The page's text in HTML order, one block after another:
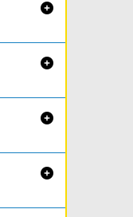



